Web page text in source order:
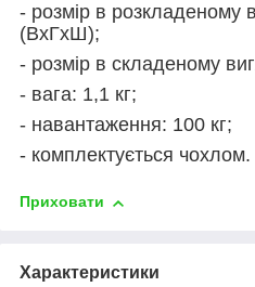
- розмір в розкладеному
(ВхГхШ);
- розмір в складеному
- вага: 1,1 кг;
- навантаження: 100 кг;
- комплектується чохлом.
Приховати
Характеристики